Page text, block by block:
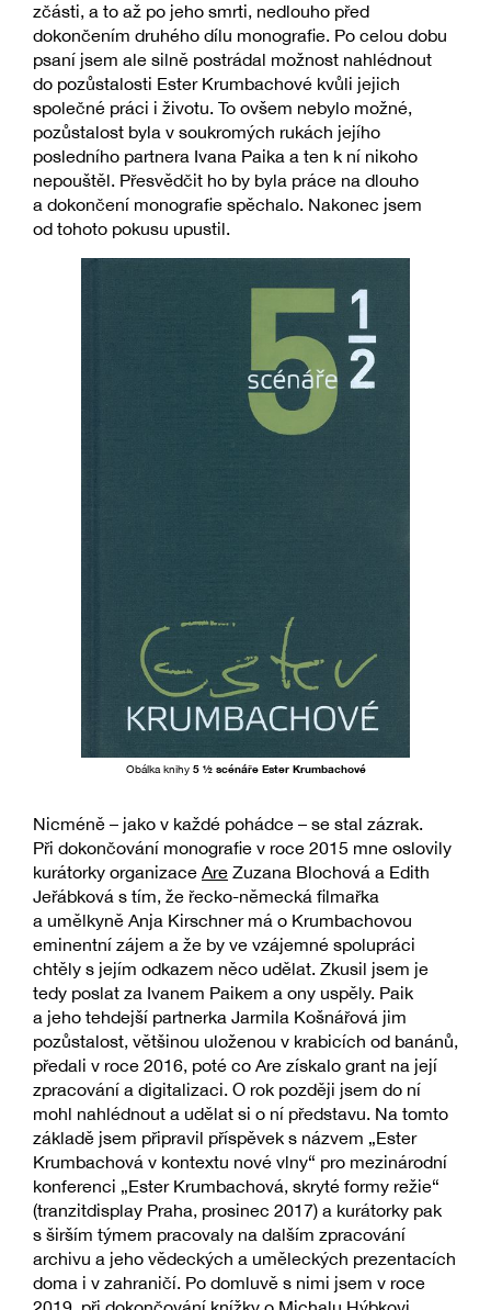
zčásti, a to až po jeho smrti, nedlouho před
dokončením druhého dílu monografie. Po celou dobu
psaní jsem ale silně postrádal možnost nahlédnout
do pozůstalosti Ester Krumbachové kvůli jejich
společné práci i životu. To ovšem nebylo možné,
pozůstalost byla v soukromých rukách jejího
posledního partnera Ivana Paika a ten k ní nikoho
nepouštěl. Přesvědčit ho by byla práce na dlouho
a dokončení monografie spěchalo. Nakonec jsem
od tohoto pokusu upustil.
Obálka knihy 5 ½ scénáře Ester Krumbachové
Nicméně – jako v každé pohádce – se stal zázrak.
Při dokončování monografie v roce 2015 mne oslovily
kurátorky organizace Are Zuzana Blochová a Edith
Jeřábková s tím, že řecko-německá filmařka
a umělkyně Anja Kirschner má o Krumbachovou
eminentní zájem a že by ve vzájemné spolupráci
chtěly s jejím odkazem něco udělat. Zkusil jsem je
tedy poslat za Ivanem Paikem a ony uspěly. Paik
a jeho tehdejší partnerka Jarmila Košnářová jim
pozůstalost, většinou uloženou v krabicích od banánů,
předali v roce 2016, poté co Are získalo grant na její
zpracování a digitalizaci. O rok později jsem do ní
mohl nahlédnout a udělat si o ní představu. Na tomto
základě jsem připravil příspěvek s názvem „Ester
Krumbachová v kontextu nové vlny“ pro mezinárodní
konferenci „Ester Krumbachová, skryté formy režie“
(tranzitdisplay Praha, prosinec 2017) a kurátorky pak
s širším týmem pracovaly na dalším zpracování
archivu a jeho vědeckých a uměleckých prezentacích
doma i v zahraničí. Po domluvě s nimi jsem v roce